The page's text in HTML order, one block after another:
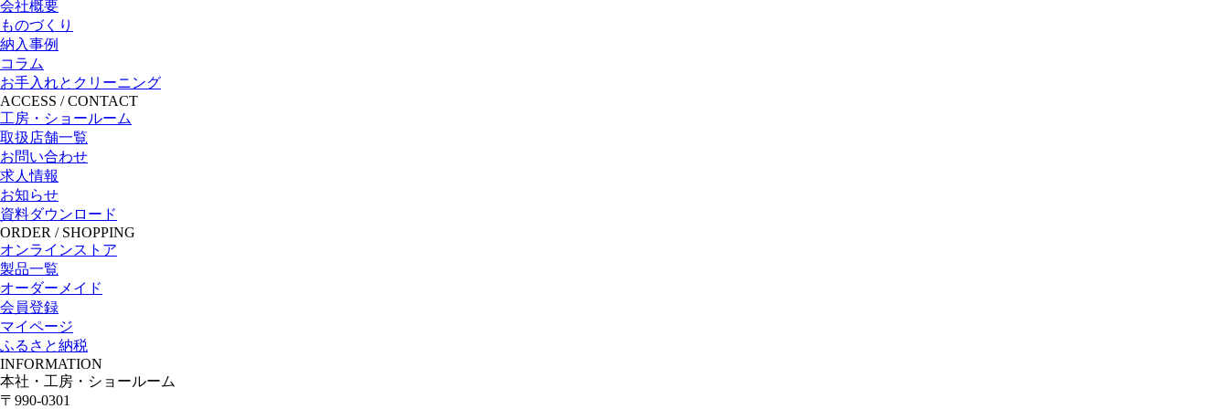
会社概要
ものづくり
納入事例
コラム
お手入れとクリーニング
ACCESS / CONTACT
工房・ショールーム
取扱店舗一覧
お問い合わせ
求人情報
お知らせ
資料ダウンロード
ORDER / SHOPPING
オンラインストア
製品一覧
オーダーメイド
会員登録
マイページ
ふるさと納税
INFORMATION
本社・工房・ショールーム
〒990-0301